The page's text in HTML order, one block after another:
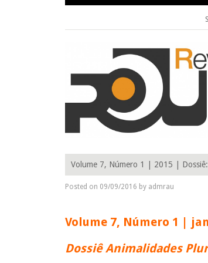
R@U: REVISTA DE
Volume 7, Número 1 | 2015 |
Posted on 09/09/2016 by admrau
Volume 7, Número 1 |
Dossiê Animalidades